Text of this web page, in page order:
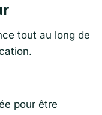
tout au long de
pour être